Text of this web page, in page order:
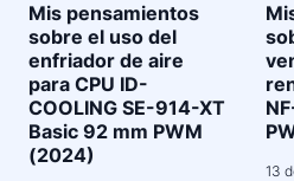
Mis pensamientos
sobre el uso del
enfriador de aire
para CPU ID-
COOLING SE-914-XT
Basic 92 mm PWM
(2024)
13